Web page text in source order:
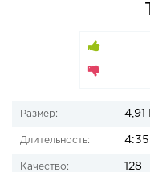
Размер: 4,91
Длительность: 4:35
Качество: 128